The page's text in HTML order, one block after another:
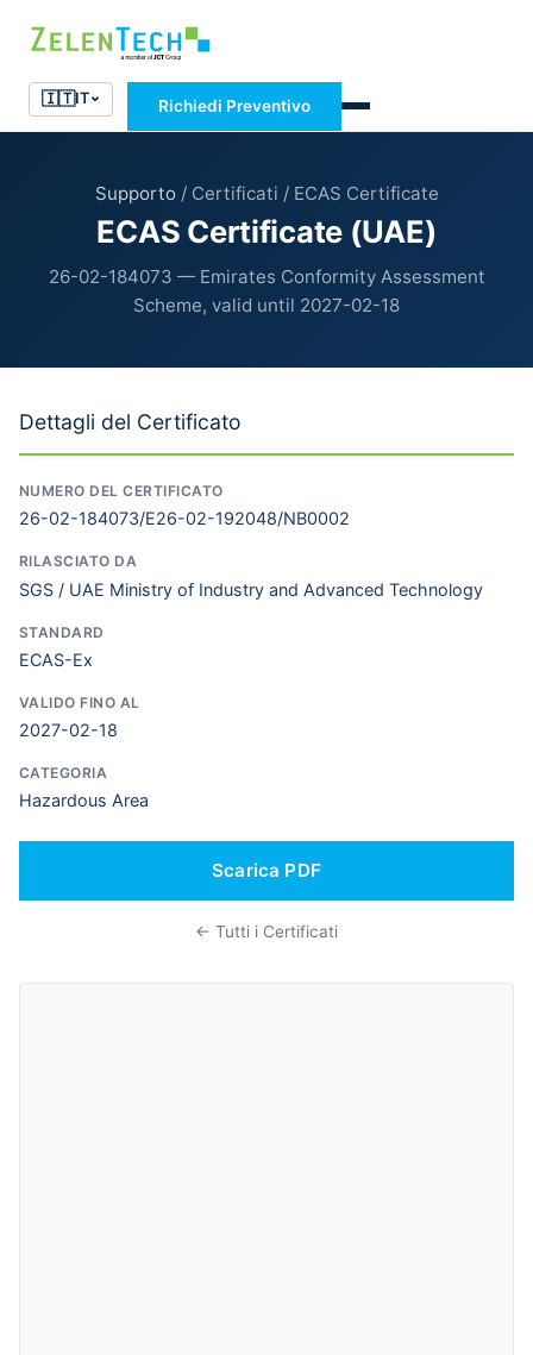
🇮🇹IT Richiedi Preventivo
Supporto/ Certificati / ECAS Certificate
ECAS Certificate (UAE)
26-02-184073 — Emirates Conformity Assessment
Scheme, valid until 2027-02-18
Dettagli del Certificato
NUMERO DEL CERTIFICATO
26-02-184073/E26-02-192048/NB0002
RILASCIATO DA
SGS / UAE Ministry of Industry and Advanced Technology
STANDARD
ECAS-Ex
VALIDO FINO AL
2027-02-18
CATEGORIA
Hazardous Area
Scarica PDF
← Tutti i Certificati